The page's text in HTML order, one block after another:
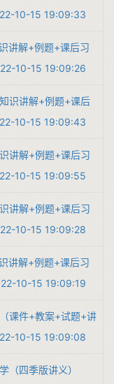
10-15 19:09:33
讲解+例题+课后习
10-15 19:09:26
识讲解+例题+课后
10-15 19:09:43
讲解+例题+课后习
10-15 19:09:55
讲解+例题+课后习
10-15 19:09:28
讲解+例题+课后习
10-15 19:09:19
课件+教案+试题+讲
10-15 19:09:08
（四季版讲义）